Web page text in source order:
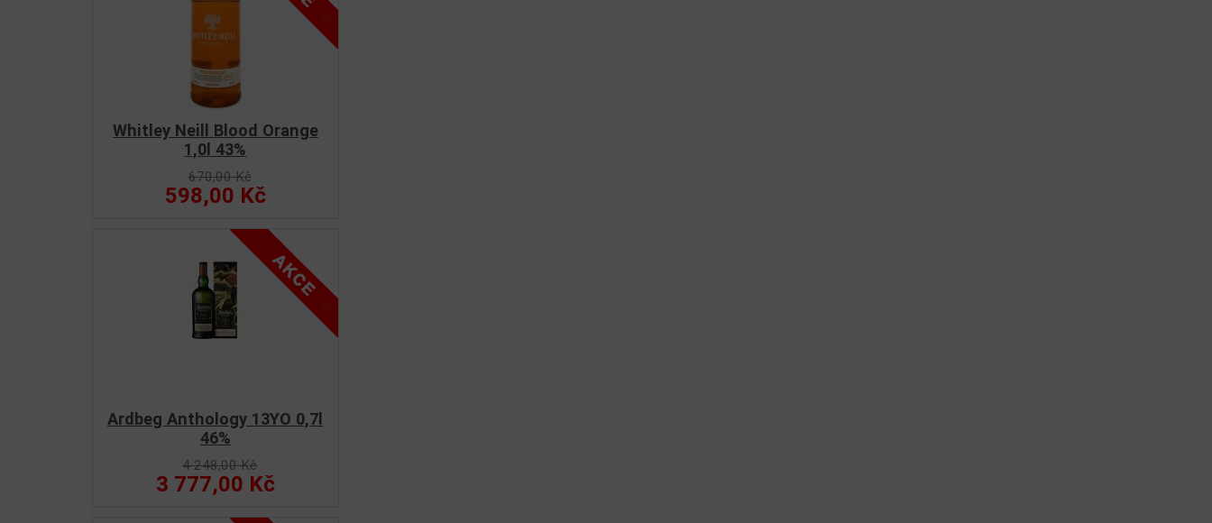
Whitley Neill Blood Orange
1,0l 43%
670,00 Kč
598,00 Kč
Ardbeg Anthology 13YO 0,7l
46%
4 248,00 Kč
3 777,00 Kč